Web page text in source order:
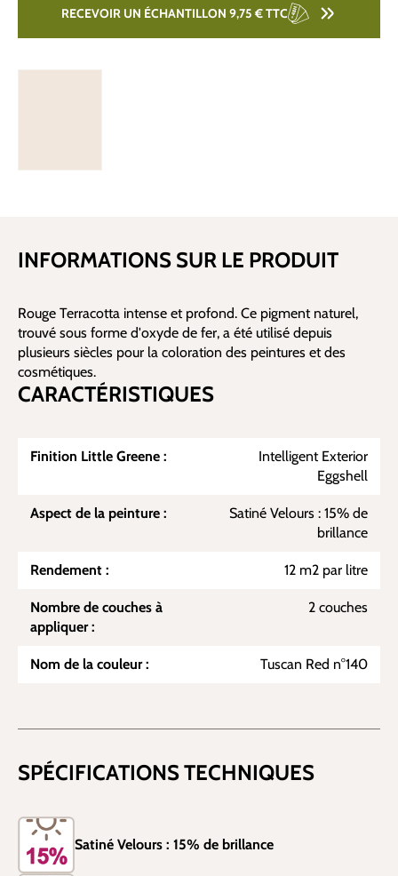
RECEVOIR UN ÉCHANTILLON 9,75 €TTC
INFORMATIONS SUR LE PRODUIT
Rouge Terracotta intense et profond. Ce pigment naturel,
trouvé sous forme d'oxyde de fer, a été utilisé depuis
plusieurs siècles pour la coloration des peintures et des
cosmétiques.
CARACTÉRISTIQUES
Finition Little Greene :
Intelligent Exterior
Eggshell
Aspect de la peinture :
Satiné Velours : 15% de
brillance
Rendement : 12 m2 par litre
Nombre de couches à
appliquer :
2 couches
Nom de la couleur : Tuscan Red n°140
SPÉCIFICATIONS TECHNIQUES
Satiné Velours : 15% de brillance